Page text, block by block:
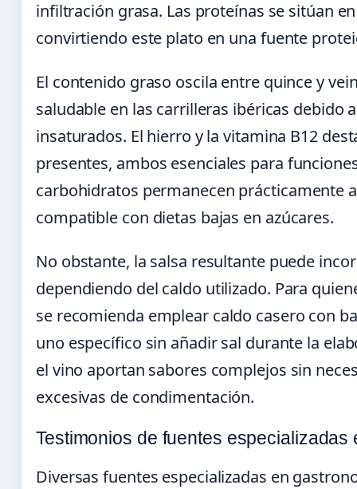
infiltración grasa. Las proteínas se sitúan
convirtiendo este plato en una fuente
El contenido graso oscila entre quince y
saludable en las carrilleras ibéricas debido
insaturados. El hierro y la vitamina B12
presentes, ambos esenciales para
carbohidratos permanecen prácticamente
compatible con dietas bajas en azúcares.
No obstante, la salsa resultante puede
dependiendo del caldo utilizado. Para
se recomienda emplear caldo casero con
uno específico sin añadir sal durante la
el vino aportan sabores complejos sin
excesivas de condimentación.
Testimonios de fuentes especializadas
Diversas fuentes especializadas en